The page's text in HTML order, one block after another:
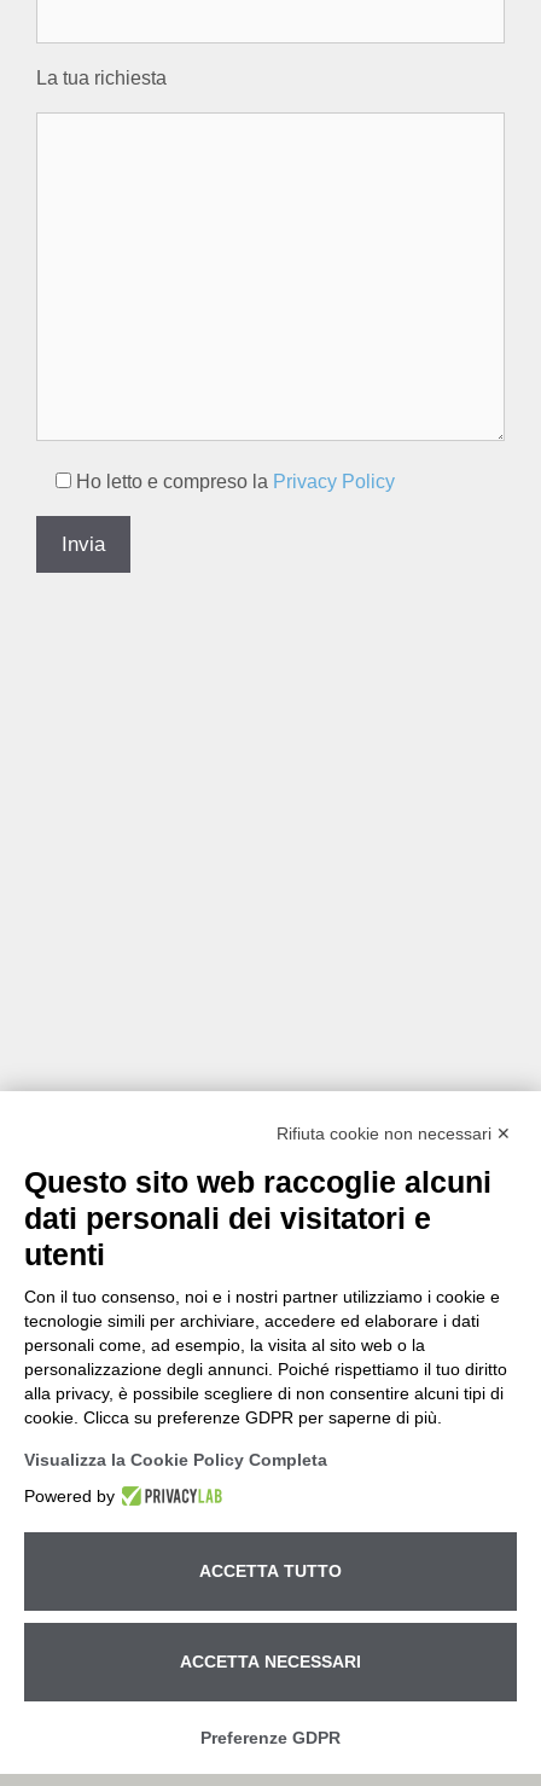
La tua richiesta
Ho letto e compreso la Privacy Policy
Betto Macchine S.r.l. – Ufficio e Magazzino Via Pitagora, 14
+39 049.632351 – e-mail:info@bettomacchine.it| partita
IVA 00792190282 – R.E.A. PD n. 346257 Cod.fiscale e Iscr.
R.I. Padova n. 00792190282 | Cap. Soc. i.v. € 49.400,00 |
Privacy| © 2026 All Rights Reserved
Rifiuta cookie non necessari ✕
Questo sito web raccoglie alcuni
dati personali dei visitatori e
utenti
Con il tuo consenso, noi e i nostri partner utilizziamo i cookie e
tecnologie simili per archiviare, accedere ed elaborare i dati
personali come, ad esempio, la visita al sito web o la
personalizzazione degli annunci. Poiché rispettiamo il tuo diritto
alla privacy, è possibile scegliere di non consentire alcuni tipi di
cookie. Clicca su preferenze GDPR per saperne di più.
Visualizza la Cookie Policy Completa
Powered by
ACCETTA TUTTO
ACCETTA NECESSARI
Preferenze GDPR